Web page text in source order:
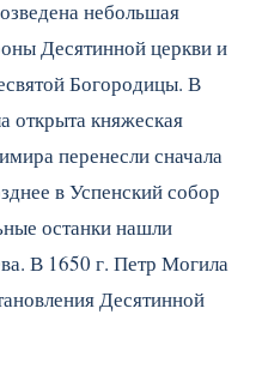
небольшая
Десятинной церкви и
Богородицы. В
открыта княжеская
перенесли сначала
в Успенский собор
останки нашли
В 1650 г. Петр Могила
Десятинной